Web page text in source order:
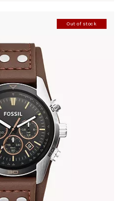
Out of stock
CH2891
.00 KM